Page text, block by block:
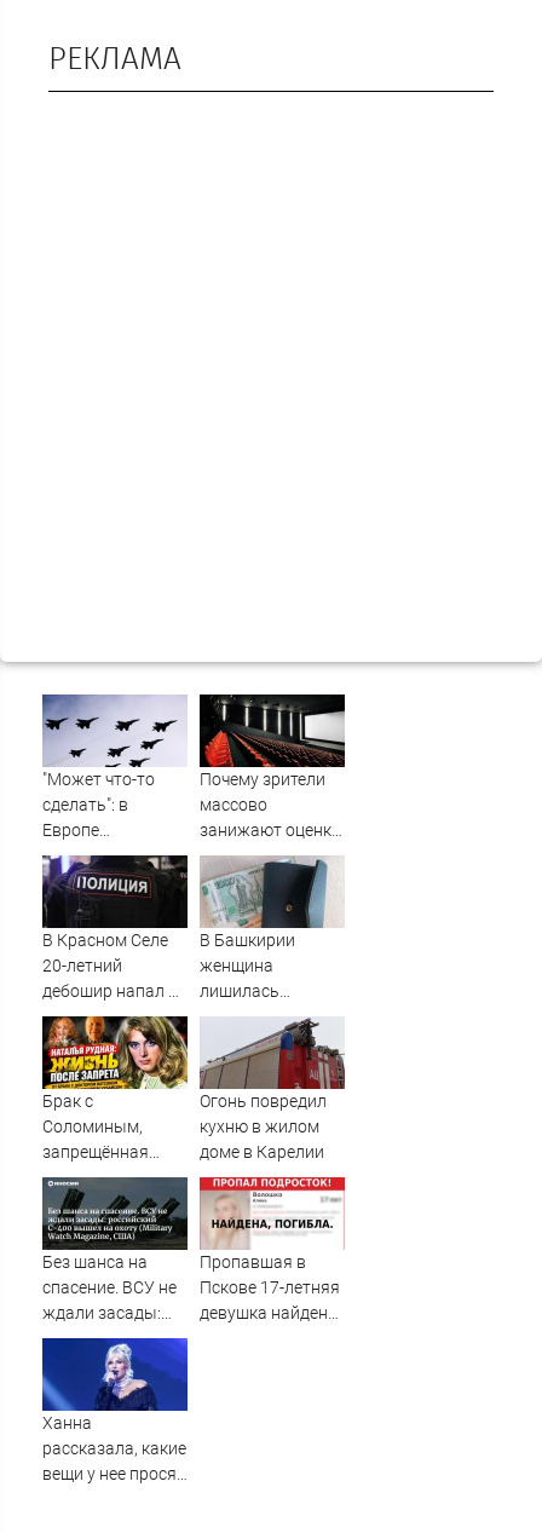
РЕКЛАМА
"Может что-то
сделать": в
Европе
высказались о
нападении
России
Почему зрители
массово
занижают оценки
новому "Колобку"
В Красном Селе
20-летний
дебошир напал на
сотрудников
скорой
В Башкирии
женщина
лишилась
квартиры и
сбережений из-за
криптомошенников
Брак с
Соломиным,
запрещённая
«Осень» и зять
Чубайс: как
сейчас живёт
актриса Наталья
Рудная ✿✔️
Огонь повредил
кухню в жилом
доме в Карелии
Без шанса на
спасение. ВСУ не
ждали засады:
российский С-400
вышел на охоту
(Military Watch
Magazine, США)
Пропавшая в
Пскове 17-летняя
девушка найдена
Ханна
рассказала, какие
вещи у нее просят